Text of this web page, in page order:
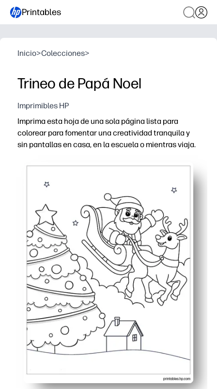
Printables
Inicio>Colecciones>
Trineo de Papá Noel
Imprimibles HP
Imprima esta hoja de una sola página lista para
colorear para fomentar una creatividad tranquila y
sin pantallas en casa, en la escuela o mientras viaja.
Actividad sin preparación: solo tienes que imprimir y
Los contornos llamativos y los espacios abiertos se
Desarrolla el control de la motricidad fina, el
Reimprima en cualquier momento para hermanos,